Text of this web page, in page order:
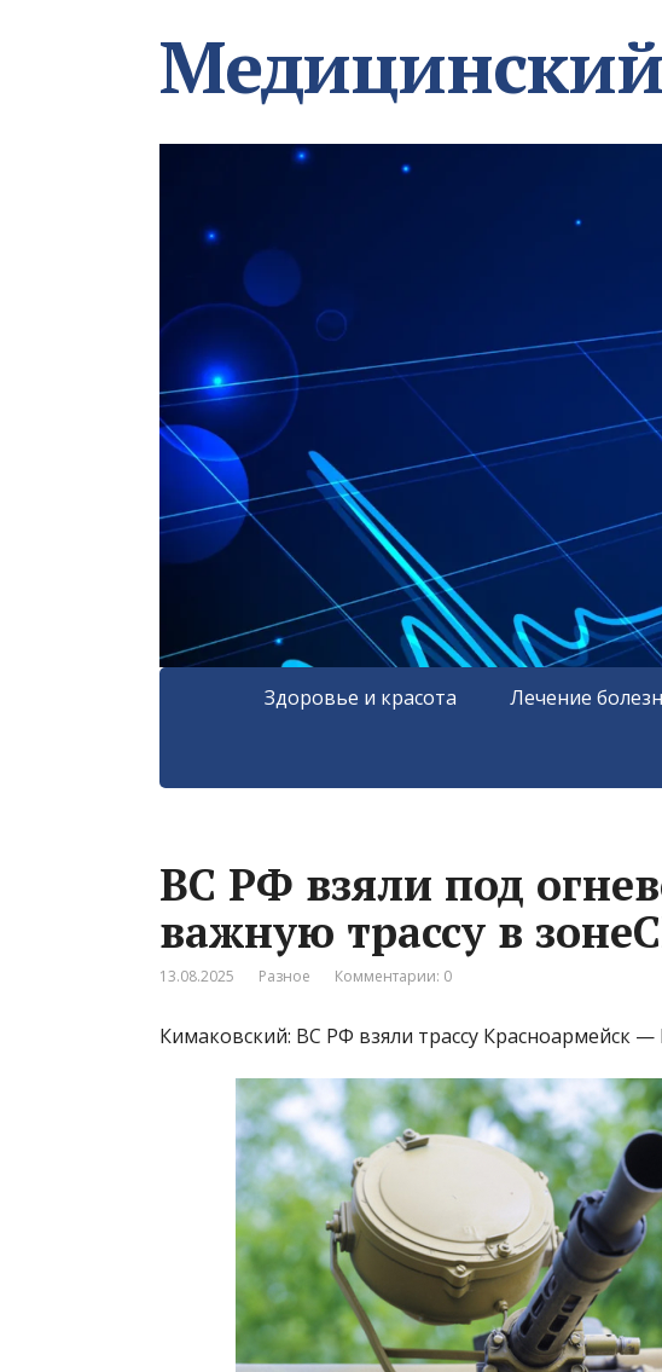
Здоровье и красота Лечение
ВС РФ взяли под
важную трассу в
13.08.2025 Разное Комментарии: 0
Кимаковский: ВС РФ взяли трассу Красноармейск